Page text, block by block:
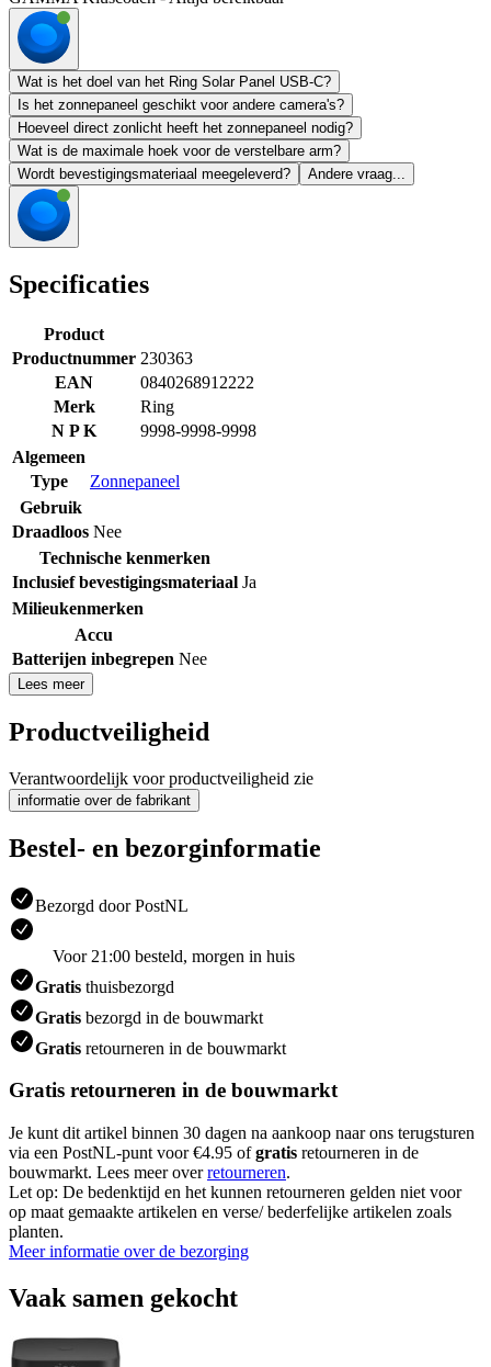
Wat is het doel van het Ring Solar Panel USB-C?
Is het zonnepaneel geschikt voor andere camera's?
Hoeveel direct zonlicht heeft het zonnepaneel nodig?
Wat is de maximale hoek voor de verstelbare arm?
Wordt bevestigingsmateriaal meegeleverd?
Andere vraag...
Specificaties
Product
Productnummer 230363
EAN
0840268912222
Merk
Ring
N P K
9998-9998-9998
Algemeen
Type
Zonnepaneel
Gebruik
Draadloos Nee
Technische kenmerken
Inclusief bevestigingsmateriaal Ja
Milieukenmerken
Accu
Batterijen inbegrepen Nee
Lees meer
Productveiligheid
Verantwoordelijk voor productveiligheid zie
informatie over de fabrikant
Bestel- en bezorginformatie
Bezorgd door PostNL
Voor 21:00 besteld, morgen in huis
Gratis thuisbezorgd
Gratis bezorgd in de bouwmarkt
Gratis retourneren in de bouwmarkt
Gratis retourneren in de bouwmarkt
Je kunt dit artikel binnen 30 dagen na aankoop naar ons terugsturen
via een PostNL-punt voor €4.95 ofgratis retourneren in de
bouwmarkt. Lees meer overretourneren.
Let op: De bedenktijd en het kunnen retourneren gelden niet voor
op maat gemaakte artikelen en verse/ bederfelijke artikelen zoals
planten.
Meer informatie over de bezorging
Vaak samen gekocht